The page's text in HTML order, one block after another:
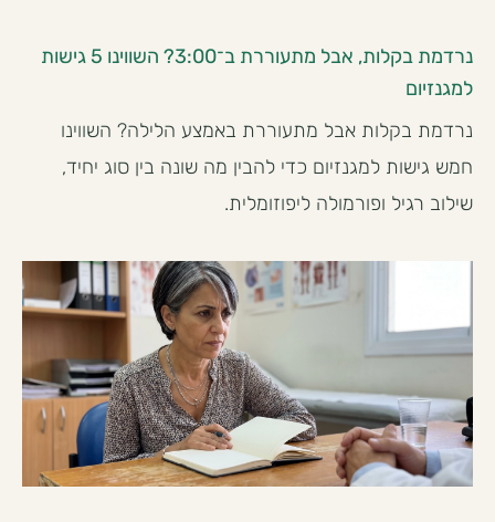
נרדמת בקלות, אבל מתעוררת ב־3:00? השווינו 5 גישות
למגנזיום
נרדמת בקלות אבל מתעוררת באמצע הלילה? השווינו
חמש גישות למגנזיום כדי להבין מה שונה בין סוג יחיד,
שילוב רגיל ופורמולה ליפוזומלית.